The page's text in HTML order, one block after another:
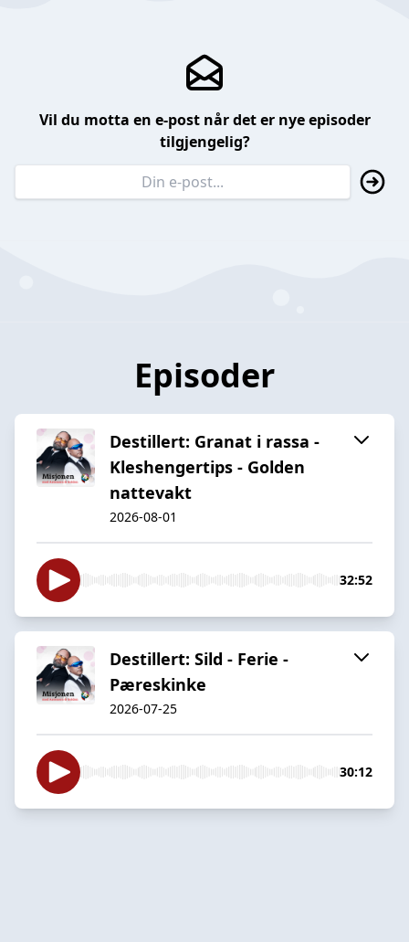
Vil du motta en e-post når det er nye episoder
tilgjengelig?
Episoder
Destillert: Granat i rassa -
Kleshengertips - Golden
nattevakt
2026-08-01
32:52
Destillert: Sild - Ferie -
Pæreskinke
2026-07-25
30:12